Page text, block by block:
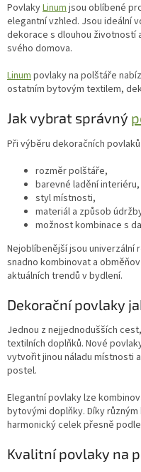
PovlakyLinumjsou oblíbené
elegantní vzhled. Jsou ideální
dekorace s dlouhou životností
svého domova.
Linumpovlaky na polštáře
ostatním bytovým textilem,
Jak vybrat správný
Při výběru dekoračních
rozměr polštáře,
barevné ladění interiéru,
styl místnosti,
materiál a způsob
možnost kombinace s
Nejoblíbenější jsou
snadno kombinovat a
aktuálních trendů v bydlení.
Dekorační povlaky
Jednou z nejjednodušších
textilních doplňků. Nové
vytvořit jinou náladu místnosti
postel.
Elegantní povlaky lze
bytovými doplňky. Díky
harmonický celek přesně
Kvalitní povlaky na